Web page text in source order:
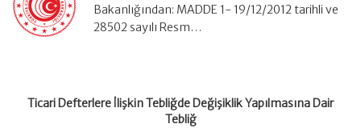
Bakanlığından: MADDE 1- 19/12/2012 tarihli ve
28502 sayılı Resm…
Ticari Defterlere İlişkin Tebliğde Değişiklik Yapılmasına Dair
Tebliğ